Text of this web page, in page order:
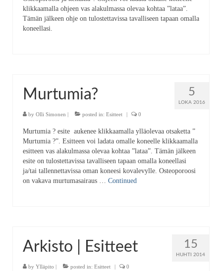
klikkaamalla ohjeen vas alakulmassa olevaa kohtaa ”lataa”.
Tämän jälkeen ohje on tulostettavissa tavalliseen tapaan omalla
koneellasi.
5
LOKA 2016
Murtumia?
by Olli Simonen | posted in: Esitteet | 0
Murtumia ? esite aukenee klikkaamalla ylläolevaa otsaketta ”
Murtumia ?”. Esitteen voi ladata omalle koneelle klikkaamalla
esitteen vas alakulmassa olevaa kohtaa ”lataa”. Tämän jälkeen
esite on tulostettavissa tavalliseen tapaan omalla koneellasi
ja/tai tallennettavissa oman koneesi kovalevylle. Osteoporoosi
on vakava murtumasairaus … Continued
15
HUHTI 2014
Arkisto | Esitteet
by Ylläpito | posted in: Esitteet | 0